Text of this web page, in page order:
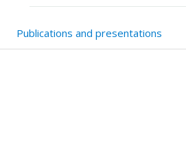
Page
(départementale,
Site
Publications and presentations